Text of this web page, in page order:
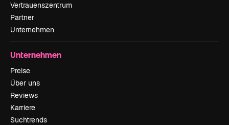
Vertrauenszentrum
Partner
Unternehmen
Unternehmen
Preise
Über uns
Reviews
Karriere
Suchtrends